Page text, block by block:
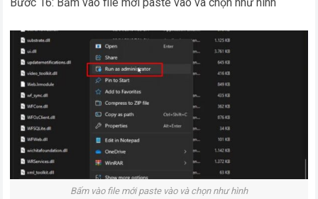
Bấm vào file mới paste vào và chọn như hình